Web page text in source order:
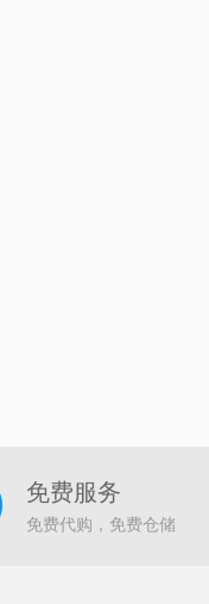
免费服务
免费代购，免费仓储